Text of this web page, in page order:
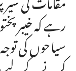
رہے کہ خیبر
سیاحوں کی